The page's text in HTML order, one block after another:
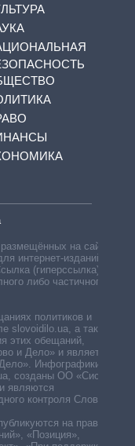
на сайте,
интернет-изданий —
(гиперссылка)
либо частичного
политиков и
slovoidilo.ua, а также
этих обещаний,
и Дело» и является
Инфографики,
созданы ОО «Система
являются
контроля Слово и
на правах
«Позиция»,